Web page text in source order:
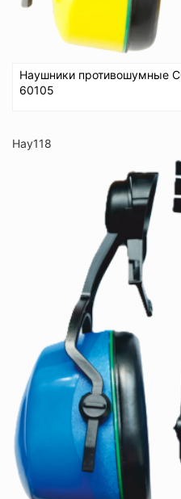
Наушники
60105
Нау118